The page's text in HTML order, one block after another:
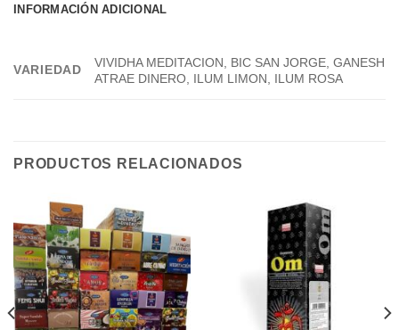
INFORMACIÓN ADICIONAL
VARIEDAD
VIVIDHA MEDITACION, BIC SAN JORGE, GANESH
ATRAE DINERO, ILUM LIMON, ILUM ROSA
PRODUCTOS RELACIONADOS